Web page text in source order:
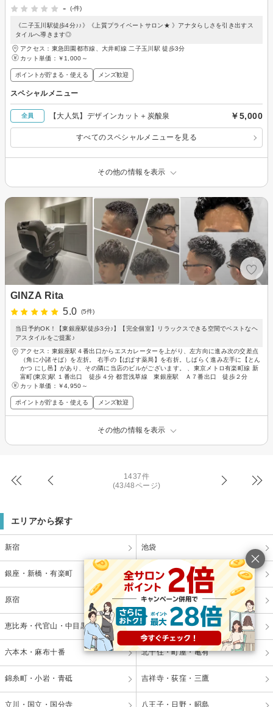
-
(-件)
《二子玉川駅徒歩4分♪♪》《上質プライベートサロン★ 》アナタらしさを引き出すス
タイルへ導きます◎
アクセス：東急田園都市線、大井町線 二子玉川駅 徒歩3分
カット単価： ￥1,000～
ポイントが貯まる・使える メンズ歓迎
スペシャルメニュー
全員 【大人気】デザインカット＋炭酸泉 ￥5,000
すべてのスペシャルメニューを見る
その他の情報を表示
GINZA Rita
5.0
(5件)
当日予約OK！【東銀座駅徒歩3分♪】【完全個室】リラックスできる空間でベストなヘ
アスタイルをご提案♪
アクセス：東銀座駅４番出口からエスカレーターを上がり、左方向に進み次の交差点
（角に小諸そば）を左折。 右手の【ぱぱす薬局】を右折。しばらく進み左手に【とん
かつ にし邑】があり、その隣に当店のビルがございます。 、東京メトロ有楽町線 新
富町(東京)駅 １番出口 徒歩４分 都営浅草線 東銀座駅 Ａ７番出口 徒歩２分
カット単価： ￥4,950～
ポイントが貯まる・使える メンズ歓迎
その他の情報を表示
1437件
(43/48ページ)
エリアから探す
新宿 池袋
銀座・新橋・有楽町 表参道・青山
原宿 渋谷
恵比寿・代官山・中目黒 自由が丘・学芸大学
六本木・麻布十番 北千住・町屋・亀有
錦糸町・小岩・青砥 吉祥寺・荻窪・三鷹
立川・国立・国分寺 八王子・日野・昭島